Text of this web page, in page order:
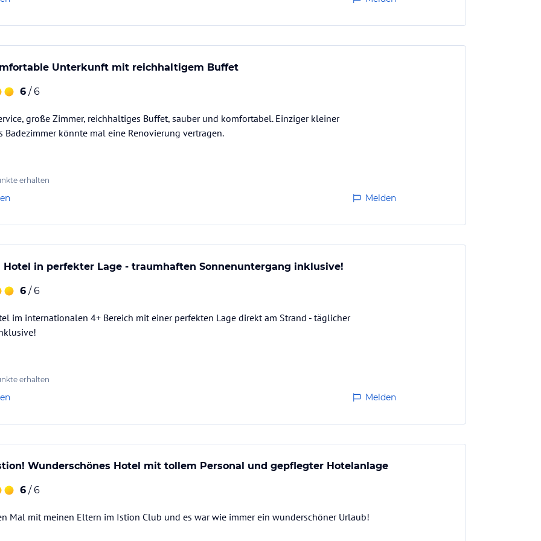
Rufbereitschaft), Wäscheservice (gegen
in den öffentlichen Bereichen,
Kinderspielplatz, seichter Pool, Kinder Menü,
Alle Angaben ohne
die verbindlichen Angebotsdetailsdes
Unterkunft mit reichhaltigem Buffet
6 / 6
große Zimmer, reichhaltiges Buffet, sauber und komfortabel. Einziger kleiner
Badezimmer könnte mal eine Renovierung vertragen.
erhalten
Melden
Hotel in perfekter Lage - traumhaften Sonnenuntergang inklusive!
6 / 6
im internationalen 4+ Bereich mit einer perfekten Lage direkt am Strand - täglicher
erhalten
Melden
Wunderschönes Hotel mit tollem Personal und gepflegter Hotelanlage
6 / 6
Mal mit meinen Eltern im Istion Club und es war wie immer ein wunderschöner Urlaub!